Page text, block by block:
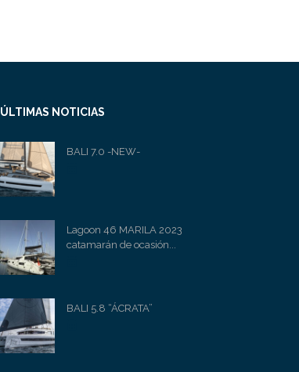
ÚLTIMAS NOTICIAS
BALI 7.0 -NEW-
Lagoon 46 MARILA 2023
catamarán de ocasión...
BALI 5.8 “ÁCRATA”